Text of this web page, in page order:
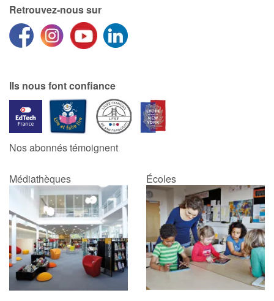
Retrouvez-nous sur
Ils nous font confiance
Nos abonnés témoignent
Médiathèques Écoles